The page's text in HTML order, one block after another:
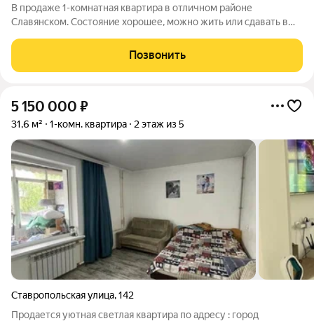
В продаже 1-комнатная квартира в отличном районе
Славянском. Состояние хорошее, можно жить или сдавать в
Магнит, Табрис, Пятерочка, торговый центр, продуктовые
магазины, сельскохозяйственная
Позвонить
5 150 000 ₽
31,6 м² 1-комн. квартира 2 этаж из 5
Ставропольская улица,142
Продается уютная светлая квартира по адресу : город